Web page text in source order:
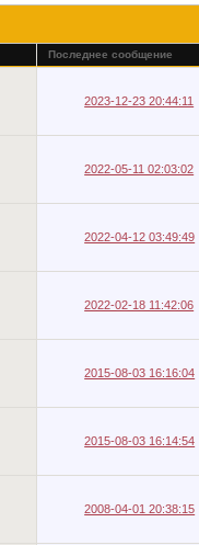
Последнее сообщение
2023-12-23 20:44:11
2022-05-11 02:03:02
2022-04-12 03:49:49
2022-02-18 11:42:06
2015-08-03 16:16:04
2015-08-03 16:14:54
2008-04-01 20:38:15